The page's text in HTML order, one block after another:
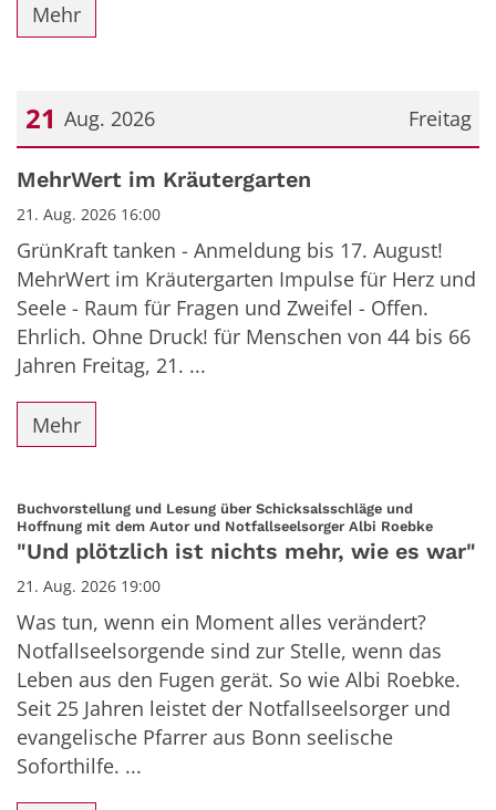
Mehr
Freitag
21 Aug. 2026
Datum: 21. August 2026
MehrWert im Kräutergarten
21. Aug. 2026 16:00
GrünKraft tanken - Anmeldung bis 17. August!
MehrWert im Kräutergarten Impulse für Herz und
Seele - Raum für Fragen und Zweifel - Offen.
Ehrlich. Ohne Druck! für Menschen von 44 bis 66
Jahren Freitag, 21. ...
Mehr
Buchvorstellung und Lesung über Schicksalsschläge und
Hoffnung mit dem Autor und Notfallseelsorger Albi Roebke:
"Und plötzlich ist nichts mehr, wie es war"
21. Aug. 2026 19:00
Was tun, wenn ein Moment alles verändert?
Notfallseelsorgende sind zur Stelle, wenn das
Leben aus den Fugen gerät. So wie Albi Roebke.
Seit 25 Jahren leistet der Notfallseelsorger und
evangelische Pfarrer aus Bonn seelische
Soforthilfe. ...